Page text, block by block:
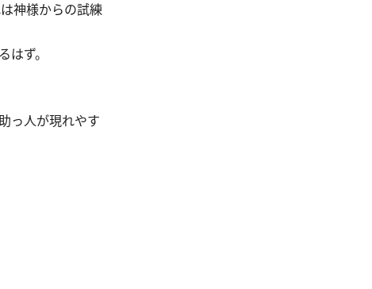
神様からの試練
ず。
っ人が現れやす